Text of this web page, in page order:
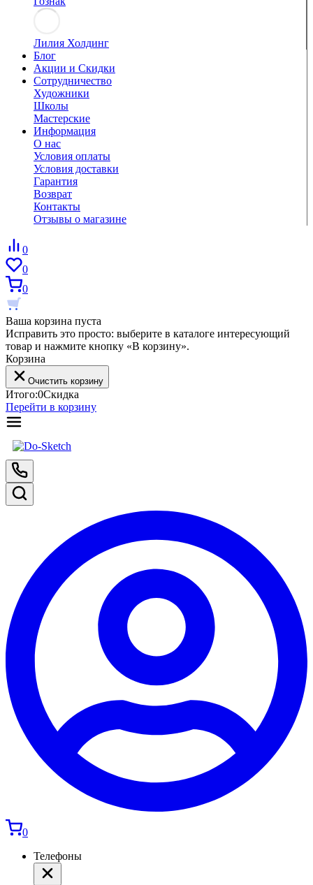
Лилия Холдинг
Блог
Акции и Скидки
Сотрудничество
Художники
Школы
Мастерские
Информация
О нас
Условия оплаты
Условия доставки
Гарантия
Возврат
Контакты
Отзывы о магазине
0
0
0
Ваша корзина пуста
Исправить это просто: выберите в каталоге интересующий
товар и нажмите кнопку «В корзину».
Корзина
Очистить корзину
Итого:0Скидка
Перейти в корзину
0
Телефоны